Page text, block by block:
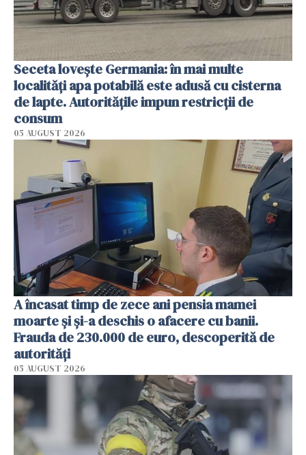
Seceta lovește Germania: în mai multe
localități apa potabilă este adusă cu cisterna
de lapte. Autoritățile impun restricții de
consum
05 AUGUST 2026
A încasat timp de zece ani pensia mamei
moarte și și-a deschis o afacere cu banii.
Frauda de 230.000 de euro, descoperită de
autorități
05 AUGUST 2026